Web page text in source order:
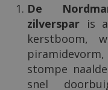
De
zilverspar is
kerstboom,
stompe
snel